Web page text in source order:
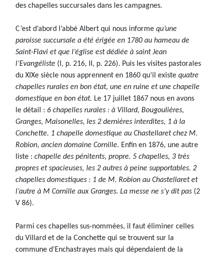
des chapelles succursales dans les campagnes.
C’est d’abord l’abbé Albert qui nous informe qu’une
paroisse succursale a été érigée en 1780 au hameau de
Saint-Flavi et que l’église est dédiée à saint Jean
l’Evangéliste (I, p. 216, II, p. 226). Puis les visites pastorales
du XIXe siècle nous apprennent en 1860 qu’il existe quatre
chapelles rurales en bon état, une en ruine et une chapelle
domestique en bon état. Le 17 juillet 1867 nous en avons
le détail : 6 chapelles rurales : à Villard, Bougoulières,
Granges, Maisonelles, les 2 dernières interdites, 1 à la
Conchette. 1 chapelle domestique au Chastellaret chez M.
Robion, ancien domaine Cornille. Enfin en 1876, une autre
liste : chapelle des pénitents, propre. 5 chapelles, 3 très
propres et spacieuses, les 2 autres à peine supportables. 2
chapelles domestiques : 1 de M. Robion au Chastellaret et
l’autre à M Cornille aux Granges. La messe ne s’y dit pas (2
V 86).
Parmi ces chapelles sus-nommées, il faut éliminer celles
du Villard et de la Conchette qui se trouvent sur la
commune d’Enchastrayes mais qui dépendaient de la